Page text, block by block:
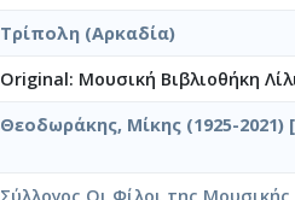
Τρίπολη (Αρκαδία)
Original: Μουσική Βιβλιοθήκη
Θεοδωράκης, Μίκης (1925-
Σύλλογος Οι Φίλοι της Μουσικής